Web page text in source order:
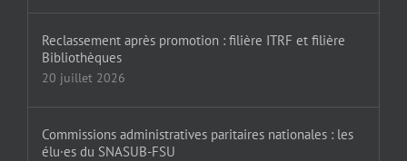
Reclassement après promotion : filière ITRF et filière
Bibliothèques
20 juillet 2026
Commissions administratives paritaires nationales : les
élu·es du SNASUB-FSU